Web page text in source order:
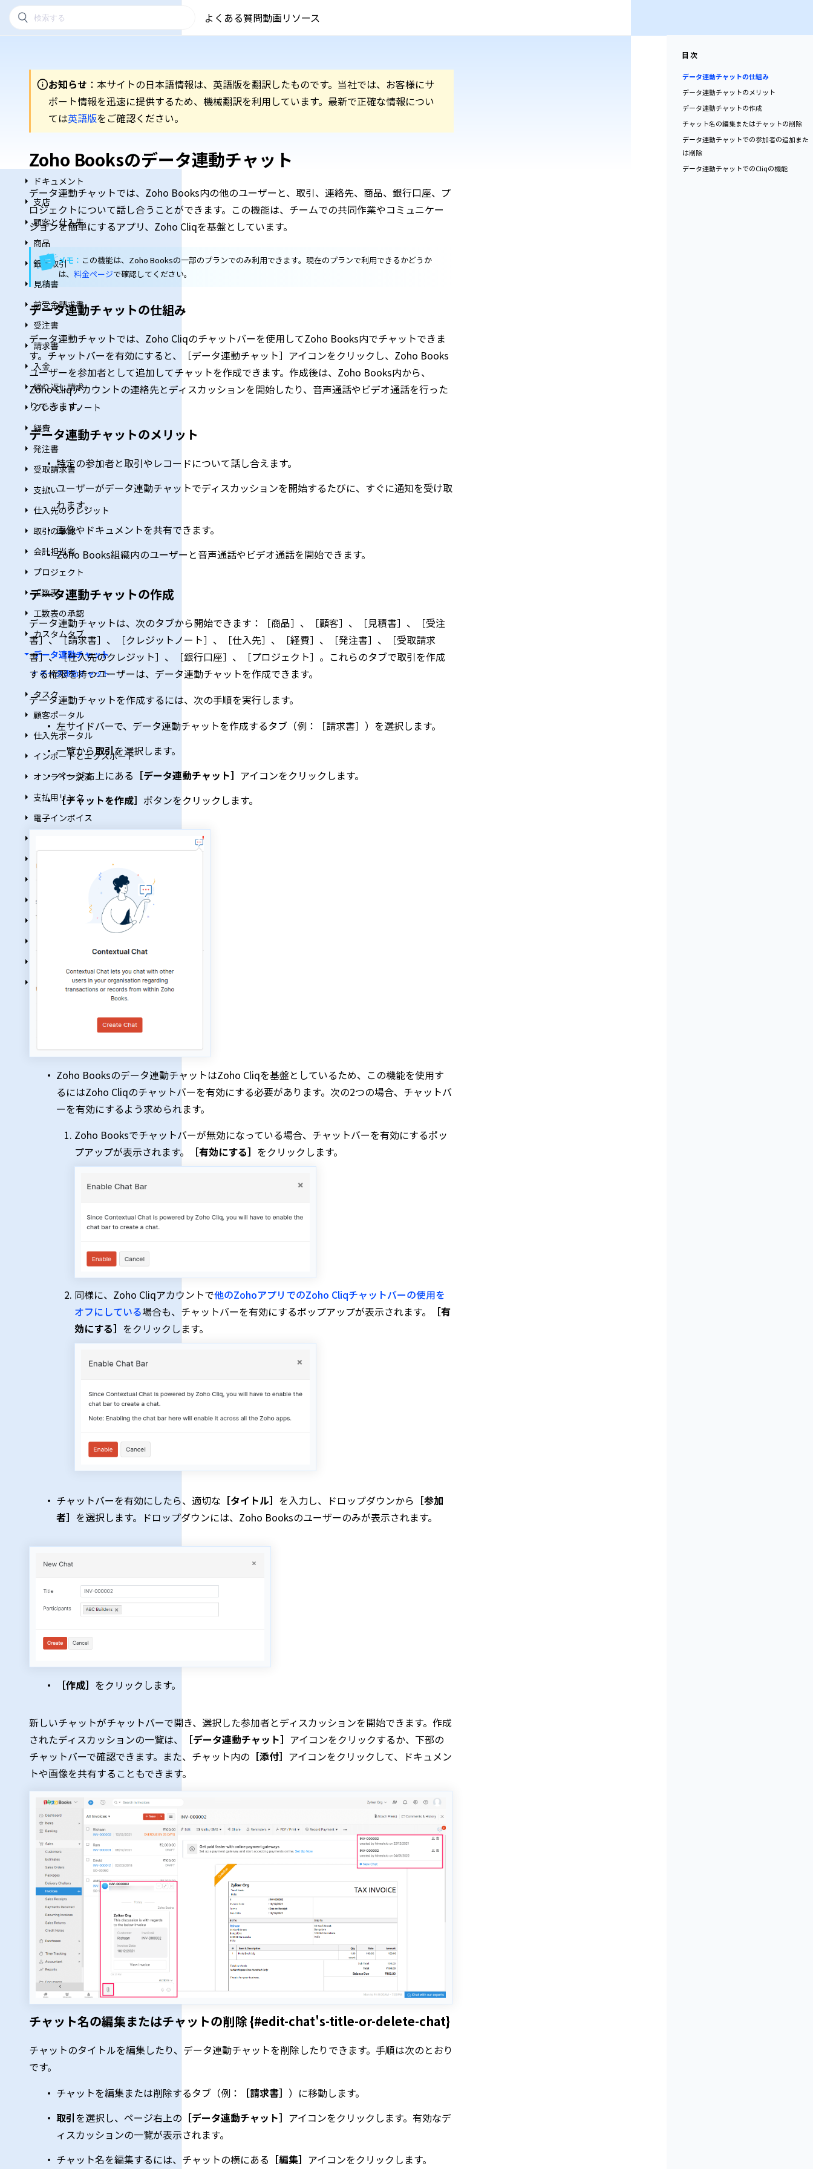
よくある質問動画リソース
自分のプラン
個別設定
ホーム
AI機能
ドキュメント
支店
顧客と仕入先
商品
銀行取引
見積書
前受金請求書
受注書
請求書
入金
繰り返し請求
クレジットノート
経費
発注書
受取請求書
支払い
仕入先のクレジット
取引の承認
会計担当者
プロジェクト
工数表
工数表の承認
カスタムタブ
データ連動チャット
データ連動チャット
タスク
顧客ポータル
仕入先ポータル
インポートとエクスポート
オンライン決済
支払用リンク
電子インボイス
Zoho Booksへの移行
Zoho BooksのZoho MCP連携
お知らせ ：本サイトの日本語情報は、英語版を翻訳したものです。当社では、お客様にサ
ポート情報を迅速に提供するため、機械翻訳を利用しています。最新で正確な情報につい
ては英語版をご確認ください。
Zoho Booksのデータ連動チャット
データ連動チャットでは、Zoho Books内の他のユーザーと、取引、連絡先、商品、銀行口座、プ
ロジェクトについて話し合うことができます。この機能は、チームでの共同作業やコミュニケー
ションを簡単にするアプリ、Zoho Cliqを基盤としています。
メモ： この機能は、Zoho Booksの一部のプランでのみ利用できます。現在のプランで利用できるかどうか
は、 料金ページで確認してください。
データ連動チャットの仕組み
データ連動チャットでは、Zoho Cliqのチャットバーを使用してZoho Books内でチャットできま
す。チャットバーを有効にすると、［データ連動チャット］アイコンをクリックし、Zoho Books
ユーザーを参加者として追加してチャットを作成できます。作成後は、Zoho Books内から、
Zoho Cliqアカウントの連絡先とディスカッションを開始したり、音声通話やビデオ通話を行った
りできます。
データ連動チャットのメリット
特定の参加者と取引やレコードについて話し合えます。
ユーザーがデータ連動チャットでディスカッションを開始するたびに、すぐに通知を受け取
れます。
画像やドキュメントを共有できます。
Zoho Books組織内のユーザーと音声通話やビデオ通話を開始できます。
データ連動チャットの作成
データ連動チャットは、次のタブから開始できます：［商品］、［顧客］、［見積書］、［受注
書］、［請求書］、［クレジットノート］、［仕入先］、［経費］、［発注書］、［受取請求
書］、［仕入先のクレジット］、［銀行口座］、［プロジェクト］。これらのタブで取引を作成
する権限を持つユーザーは、データ連動チャットを作成できます。
データ連動チャットを作成するには、次の手順を実行します。
左サイドバーで、データ連動チャットを作成するタブ（例：［請求書］）を選択します。
一覧から取引を選択します。
ページ右上にある ［データ連動チャット］ アイコンをクリックします。
［チャットを作成］ ボタンをクリックします。
Zoho Booksのデータ連動チャットはZoho Cliqを基盤としているため、この機能を使用す
るにはZoho Cliqのチャットバーを有効にする必要があります。次の2つの場合、チャットバ
ーを有効にするよう求められます。
Zoho Booksでチャットバーが無効になっている場合、チャットバーを有効にするポッ
プアップが表示されます。
［有効にする］ をクリックします。
同様に、Zoho Cliqアカウントで他のZohoアプリでのZoho Cliqチャットバーの使用を
オフにしている場合も、チャットバーを有効にするポップアップが表示されます。
［有
効にする］ をクリックします。
チャットバーを有効にしたら、適切な ［タイトル］ を入力し、ドロップダウンから ［参加
者］ を選択します。ドロップダウンには、Zoho Booksのユーザーのみが表示されます。
［作成］ をクリックします。
新しいチャットがチャットバーで開き、選択した参加者とディスカッションを開始できます。作成
されたディスカッションの一覧は、
［データ連動チャット］ アイコンをクリックするか、下部の
チャットバーで確認できます。また、チャット内の ［添付］ アイコンをクリックして、ドキュメン
トや画像を共有することもできます。
チャット名の編集またはチャットの削除 {#edit-chat's-title-or-delete-chat}
チャットのタイトルを編集したり、データ連動チャットを削除したりできます。手順は次のとおり
です。
チャットを編集または削除するタブ（例：
［請求書］ ）に移動します。
取引を選択し、ページ右上の ［データ連動チャット］ アイコンをクリックします。有効なデ
ィスカッションの一覧が表示されます。
チャット名を編集するには、チャットの横にある ［編集］ アイコンをクリックします。
目次
データ連動チャットの仕組み
データ連動チャットのメリット
データ連動チャットの作成
チャット名の編集またはチャットの削除
データ連動チャットでの参加者の追加また
は削除
データ連動チャットでのCliqの機能